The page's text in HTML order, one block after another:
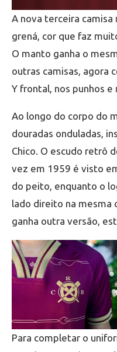
A nova terceira
grená, cor que faz
O manto ganha o
outras camisas, agora
Y frontal, nos punhos e
Ao longo do corpo do
douradas onduladas,
Chico. O escudo retrô
vez em 1959 é visto
do peito, enquanto o
lado direito na mesma
ganha outra versão,
Para completar o